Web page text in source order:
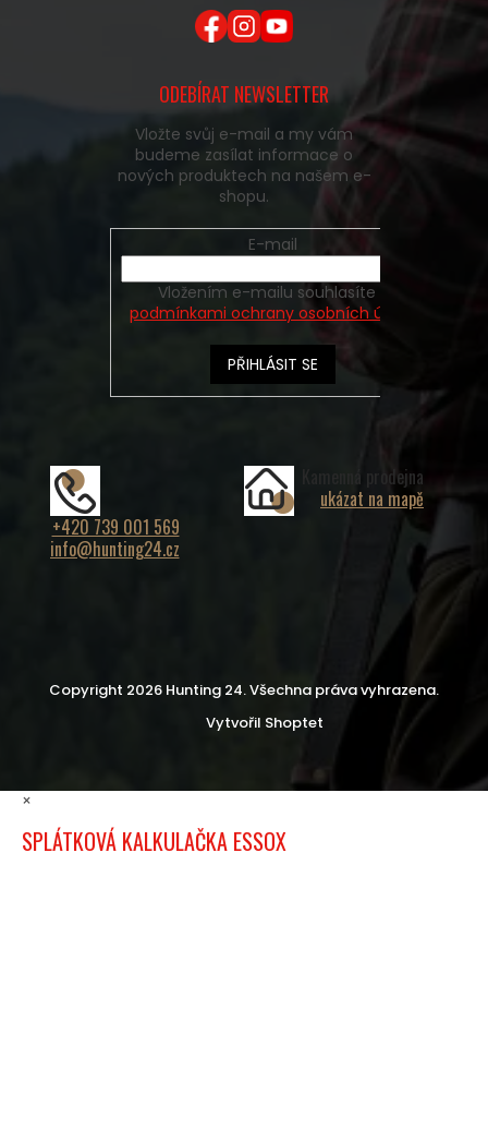
ODEBÍRAT NEWSLETTER
Vložte svůj e-mail a my vám
budeme zasílat informace o
nových produktech na našem e-
shopu.
E-mail
podmínkami ochrany osobních údajů
PŘIHLÁSIT SE
+420 739 001 569
info@hunting24.cz
Kamenná prodejna
ukázat na mapě
Vytvořil Shoptet
Copyright 2026 Hunting 24. Všechna práva vyhrazena.
×
SPLÁTKOVÁ KALKULAČKA ESSOX